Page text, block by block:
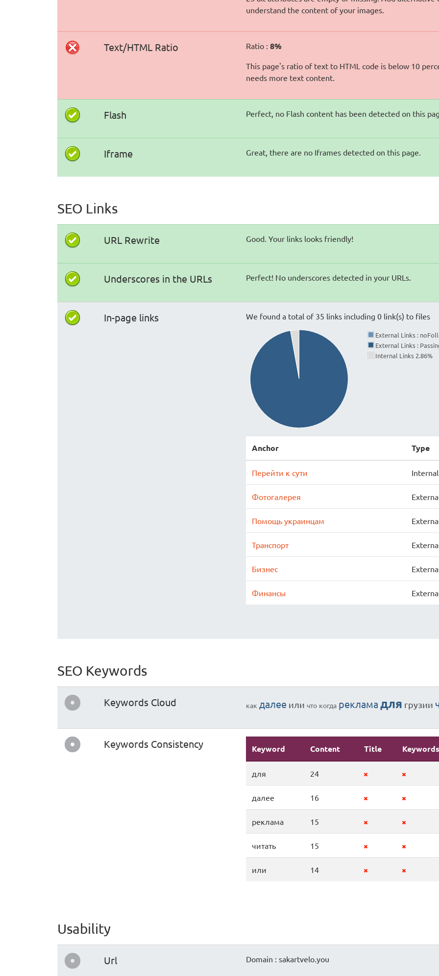
understand the content of your images.
Text/HTML Ratio Ratio : 8%
This page's ratio of text to HTML code is below 10
needs more text content.
Flash Perfect, no Flash content has been detected on this
Iframe Great, there are no Iframes detected on this page.
SEO Links
URL Rewrite Good. Your links looks friendly!
Underscores in the URLs Perfect! No underscores detected in your URLs.
In-page links We found a total of 35 links including 0 link(s) to files
External Links :
External Links :
Internal Links 2.86%
Anchor Type
Перейти к сути Internal
Фотогалерея
Помощь украинцам
Транспорт
Бизнес
Финансы
SEO Keywords
Keywords Cloud как далее или что когда реклама для грузии
Keywords Consistency Keyword Content Title Keywords
для 24
далее 16
реклама 15
читать 15
или 14
Usability
Url
Domain : sakartvelo.you